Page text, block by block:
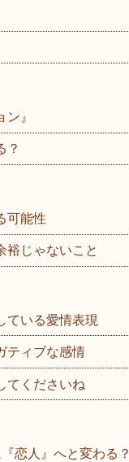
』
？
可能性
裕じゃないこと
ている愛情表現
ティブな感情
てくださいね
恋人』へと変わる？